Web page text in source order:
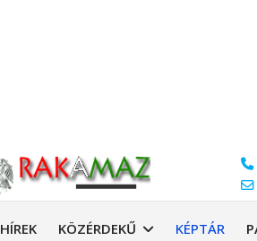
HÍREK KÖZÉRDEKŰ KÉPTÁR